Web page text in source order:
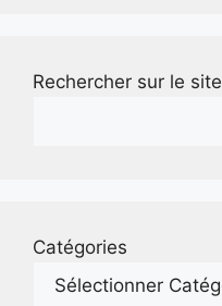
Rechercher sur le site
Catégories